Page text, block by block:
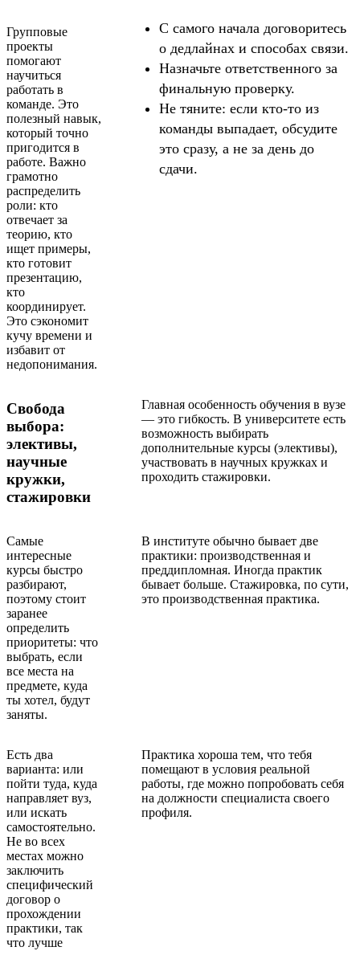
Групповые
проекты
помогают
научиться
работать в
команде. Это
полезный навык,
который точно
пригодится в
работе. Важно
грамотно
распределить
роли: кто
отвечает за
теорию, кто
ищет примеры,
кто готовит
презентацию,
кто
координирует.
Это сэкономит
кучу времени и
избавит от
недопонимания.
С самого начала договоритесь
о дедлайнах и способах связи.
Назначьте ответственного за
финальную проверку.
Не тяните: если кто-то из
команды выпадает, обсудите
это сразу, а не за день до
сдачи.
Свобода
выбора:
элективы,
научные
кружки,
стажировки
Главная особенность обучения в вузе
— это гибкость. В университете есть
возможность выбирать
дополнительные курсы (элективы),
участвовать в научных кружках и
проходить стажировки.
Самые
интересные
курсы быстро
разбирают,
поэтому стоит
заранее
определить
приоритеты: что
выбрать, если
все места на
предмете, куда
ты хотел, будут
заняты.
В институте обычно бывает две
практики: производственная и
преддипломная. Иногда практик
бывает больше. Стажировка, по сути,
это производственная практика.
Есть два
варианта: или
пойти туда, куда
направляет вуз,
или искать
самостоятельно.
Не во всех
местах можно
заключить
специфический
договор о
прохождении
практики, так
что лучше
Практика хороша тем, что тебя
помещают в условия реальной
работы, где можно попробовать себя
на должности специалиста своего
профиля.